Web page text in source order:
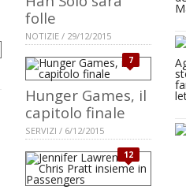
folle
NOTIZIE / 29/12/2015
7
Hunger Games, il
capitolo finale
SERVIZI / 6/12/2015
12